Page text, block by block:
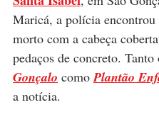
Maricá, a polícia encontrou
morto com a cabeça
pedaços de concreto. Tanto
Gonçalo como Plantão
a notícia.